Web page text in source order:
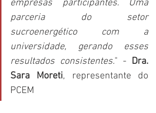
empresas participantes. Uma
parceria do setor
sucroenergético com a
universidade, gerando esses
resultados consistentes." - Dra.
Sara Moreti, representante do
PCEM